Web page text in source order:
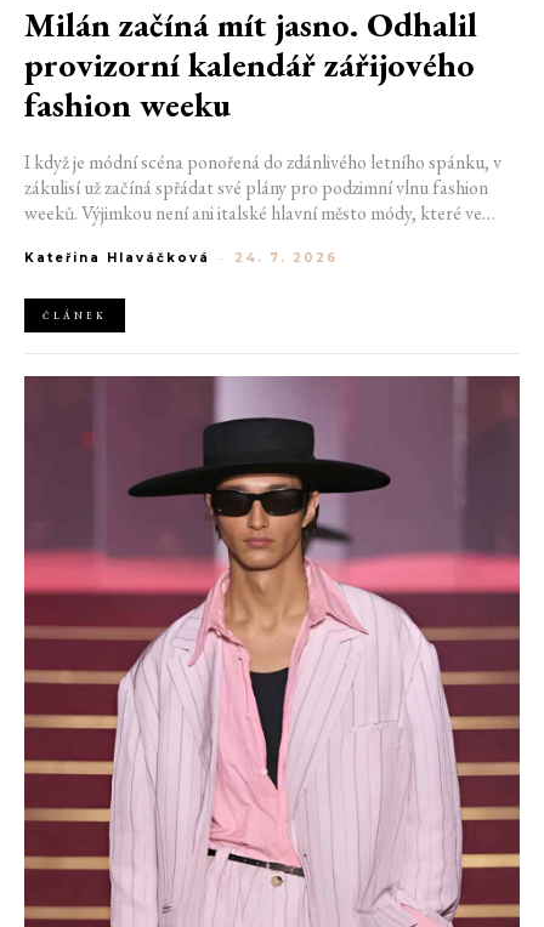
Milán začíná mít jasno. Odhalil
provizorní kalendář zářijového
fashion weeku
I když je módní scéna ponořená do zdánlivého letního spánku, v
zákulisí už začíná spřádat své plány pro podzimní vlnu fashion
weeků. Výjimkou není ani italské hlavní město módy, které ve
22. do 28. září přivítá tradiční jména, pozornost však zaměří
Moschino.
Kateřina Hlaváčková - 24. 7. 2026
ČLÁNEK